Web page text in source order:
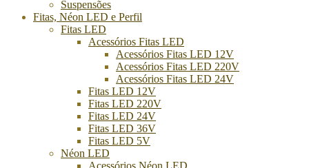
Suspensões
Fitas, Néon LED e Perfil
Fitas LED
Acessórios Fitas LED
Acessórios Fitas LED 12V
Acessórios Fitas LED 220V
Acessórios Fitas LED 24V
Fitas LED 12V
Fitas LED 220V
Fitas LED 24V
Fitas LED 36V
Fitas LED 5V
Néon LED
Acessórios Néon LED